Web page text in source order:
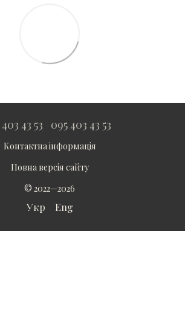
43 53 095 403 43 53
Контактна інформація
Повна версія сайту
© 2022—2026
Укр Eng